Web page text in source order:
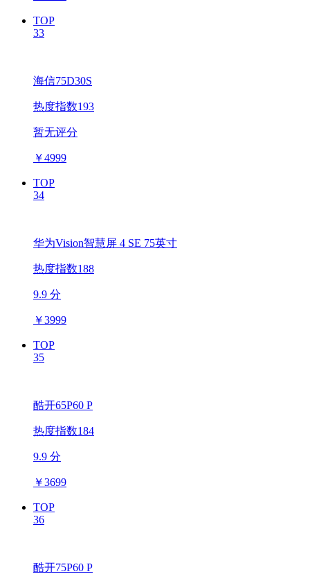
TOP
33
海信75D30S
热度指数193
暂无评分
￥4999
TOP
34
华为Vision智慧屏 4 SE 75英寸
热度指数188
9.9 分
￥3999
TOP
35
酷开65P60 P
热度指数184
9.9 分
￥3699
TOP
36
酷开75P60 P